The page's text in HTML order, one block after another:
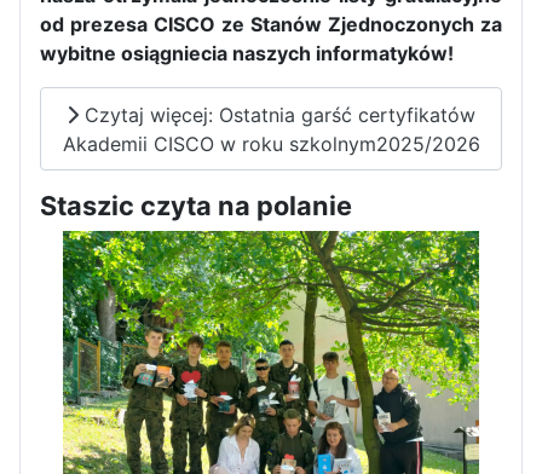
zawodowych naszych uczniów
w Portugalii za nami!
od prezesa CISCO ze Stanów Zjednoczonych za
wybitne osiągniecia naszych informatyków!
Czytaj więcej: Ostatnia garść certyfikatów
Akademii CISCO w roku szkolnym2025/2026
Staszic czyta na polanie